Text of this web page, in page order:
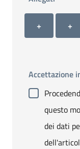
Allegato 1
+ +
Accettazione
questo
dei dati